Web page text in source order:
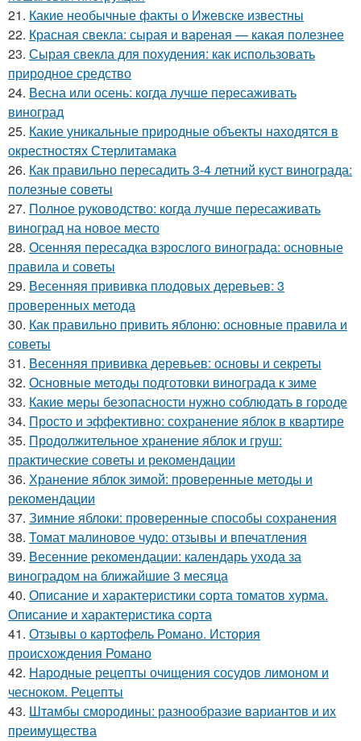
21. Какие необычные факты о Ижевске известны
22. Красная свекла: сырая и вареная — какая полезнее
23. Сырая свекла для похудения: как использовать
природное средство
24. Весна или осень: когда лучше пересаживать
виноград
25. Какие уникальные природные объекты находятся в
окрестностях Стерлитамака
26. Как правильно пересадить 3-4 летний куст винограда:
полезные советы
27. Полное руководство: когда лучше пересаживать
виноград на новое место
28. Осенняя пересадка взрослого винограда: основные
правила и советы
29. Весенняя прививка плодовых деревьев: 3
проверенных метода
30. Как правильно привить яблоню: основные правила и
советы
31. Весенняя прививка деревьев: основы и секреты
32. Основные методы подготовки винограда к зиме
33. Какие меры безопасности нужно соблюдать в городе
34. Просто и эффективно: сохранение яблок в квартире
35. Продолжительное хранение яблок и груш:
практические советы и рекомендации
36. Хранение яблок зимой: проверенные методы и
рекомендации
37. Зимние яблоки: проверенные способы сохранения
38. Томат малиновое чудо: отзывы и впечатления
39. Весенние рекомендации: календарь ухода за
виноградом на ближайшие 3 месяца
40. Описание и характеристики сорта томатов хурма.
Описание и характеристика сорта
41. Отзывы о картофель Романо. История
происхождения Романо
42. Народные рецепты очищения сосудов лимоном и
чесноком. Рецепты
43. Штамбы смородины: разнообразие вариантов и их
преимущества